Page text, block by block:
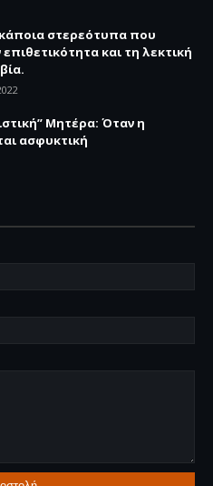
στερεότυπα που
και τη λεκτική
Mητέρα: Όταν η
ασφυκτική